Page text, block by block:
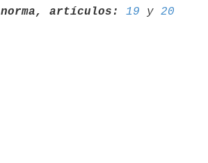
artículos: 19 y 20